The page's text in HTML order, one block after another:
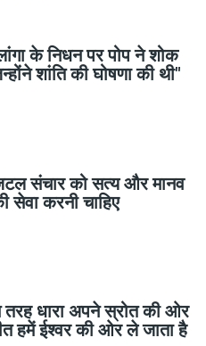
के निधन पर पोप ने शोक
शांति की घोषणा की थी"
संचार को सत्य और मानव
सेवा करनी चाहिए
तरह धारा अपने स्रोत की ओर
हमें ईश्वर की ओर ले जाता है